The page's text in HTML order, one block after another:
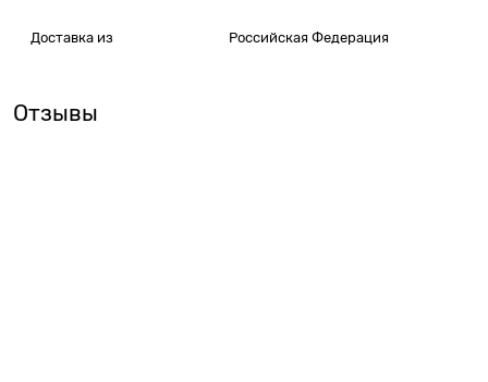
Доставка из Российская Федерация
Отзывы